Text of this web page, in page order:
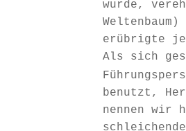
wurde,
erübrigte
Als sich
benutzt,
nennen wir